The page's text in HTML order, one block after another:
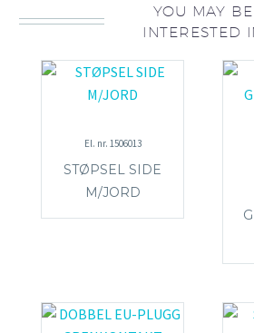
YOU MAY BE
INTERESTED
El. nr. 1506013
STØPSEL SIDE
M/JORD